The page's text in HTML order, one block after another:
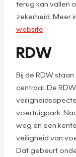
terug kan vallen
zekerheid. Meer
website
RDW
Bij de RDW
centraal. De
voertuigpark.
weg en een
veiligheid van
Dat gebeurt